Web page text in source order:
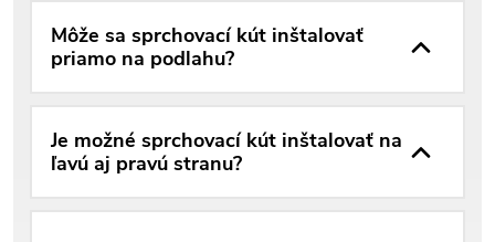
Môže sa sprchovací kút inštalovať
priamo na podlahu?
Je možné sprchovací kút inštalovať na
ľavú aj pravú stranu?